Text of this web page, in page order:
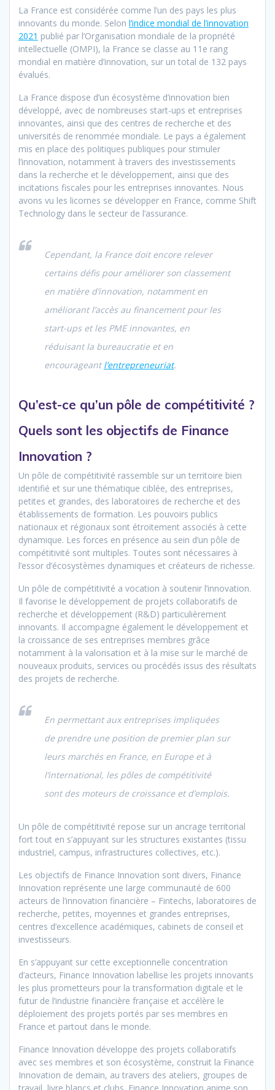
La France est considérée comme l’un des pays les plus
innovants du monde. Selon l’indice mondial de l’innovation
2021 publié par l’Organisation mondiale de la propriété
intellectuelle (OMPI), la France se classe au 11e rang
mondial en matière d’innovation, sur un total de 132 pays
évalués.
La France dispose d’un écosystème d’innovation bien
développé, avec de nombreuses start-ups et entreprises
innovantes, ainsi que des centres de recherche et des
universités de renommée mondiale. Le pays a également
mis en place des politiques publiques pour stimuler
l’innovation, notamment à travers des investissements
dans la recherche et le développement, ainsi que des
incitations fiscales pour les entreprises innovantes. Nous
avons vu les licornes se développer en France, comme Shift
Technology dans le secteur de l’assurance.
Cependant, la France doit encore relever
certains défis pour améliorer son classement
en matière d’innovation, notamment en
améliorant l’accès au financement pour les
start-ups et les PME innovantes, en
réduisant la bureaucratie et en
encourageant l’entrepreneuriat.
Qu’est-ce qu’un pôle de compétitivité ?
Quels sont les objectifs de Finance
Innovation ?
Un pôle de compétitivité rassemble sur un territoire bien
identifié et sur une thématique ciblée, des entreprises,
petites et grandes, des laboratoires de recherche et des
établissements de formation. Les pouvoirs publics
nationaux et régionaux sont étroitement associés à cette
dynamique. Les forces en présence au sein d’un pôle de
compétitivité sont multiples. Toutes sont nécessaires à
l’essor d’écosystèmes dynamiques et créateurs de richesse.
Un pôle de compétitivité a vocation à soutenir l’innovation.
Il favorise le développement de projets collaboratifs de
recherche et développement (R&D) particulièrement
innovants. Il accompagne également le développement et
la croissance de ses entreprises membres grâce
notamment à la valorisation et à la mise sur le marché de
nouveaux produits, services ou procédés issus des résultats
des projets de recherche.
En permettant aux entreprises impliquées
de prendre une position de premier plan sur
leurs marchés en France, en Europe et à
l’international, les pôles de compétitivité
sont des moteurs de croissance et d’emplois.
Un pôle de compétitivité repose sur un ancrage territorial
fort tout en s’appuyant sur les structures existantes (tissu
industriel, campus, infrastructures collectives, etc.).
Les objectifs de Finance Innovation sont divers, Finance
Innovation représente une large communauté de 600
acteurs de l’innovation financière – Fintechs, laboratoires de
recherche, petites, moyennes et grandes entreprises,
centres d’excellence académiques, cabinets de conseil et
investisseurs.
En s’appuyant sur cette exceptionnelle concentration
d’acteurs, Finance Innovation labellise les projets innovants
les plus prometteurs pour la transformation digitale et le
futur de l’industrie financière française et accélère le
déploiement des projets portés par ses membres en
France et partout dans le monde.
Finance Innovation développe des projets collaboratifs
avec ses membres et son écosystème, construit la Finance
Innovation de demain, au travers des ateliers, groupes de